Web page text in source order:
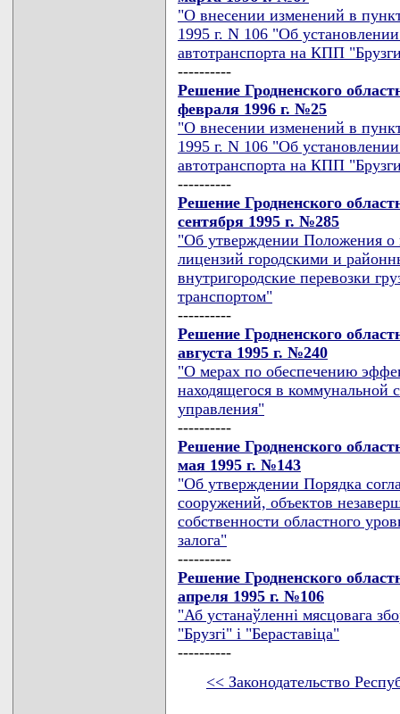
"О внесении изменений в
1995 г. N 106 "Об
автотранспорта на КПП
----------
Решение Гродненского
февраля 1996 г. №25
"О внесении изменений в
1995 г. N 106 "Об
автотранспорта на КПП
----------
Решение Гродненского
сентября 1995 г. №285
"Об утверждении Положения о
лицензий городскими и
внутригородские перевозки
транспортом"
----------
Решение Гродненского
августа 1995 г. №240
"О мерах по обеспечению
находящегося в коммунальной
управления"
----------
Решение Гродненского
мая 1995 г. №143
"Об утверждении Порядка
сооружений, объектов
собственности областного
залога"
----------
Решение Гродненского
апреля 1995 г. №106
"Аб устанаўленнi мясцовага
"Брузгi" i "Бераставiца"
----------
<< Законодательство